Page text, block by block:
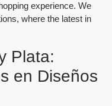
experience. We
, where the latest in
Plata:
en Diseños